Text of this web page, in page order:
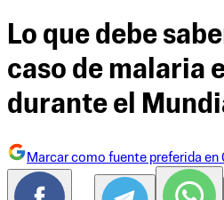
Lo que debe
caso de malaria
durante el
Marcar como fuente preferida en